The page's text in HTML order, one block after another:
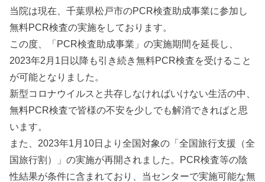
当院は現在、千葉県松戸市のPCR検査助成事業に参加し
無料PCR検査の実施をしております。
この度、「PCR検査助成事業」の実施期間を延長し、
2023年2月1日以降も引き続き無料PCR検査を受けること
が可能となりました。
新型コロナウイルスと共存しなければいけない⽣活の中、
無料PCR検査で皆様の不安を少しでも解消できればと思
います。
また、2023年1月10日より全国対象の「全国旅⾏⽀援（全
国旅⾏割）」の実施が再開されました。PCR検査等の陰
性結果が条件に含まれており、当センターで実施可能な無